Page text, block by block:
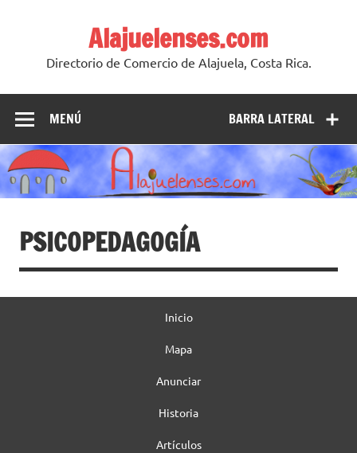
Alajuelenses.com
Directorio de Comercio de Alajuela, Costa Rica.
BARRA LATERAL
MENÚ
PSICOPEDAGOGÍA
Inicio
Mapa
Anunciar
Historia
Artículos